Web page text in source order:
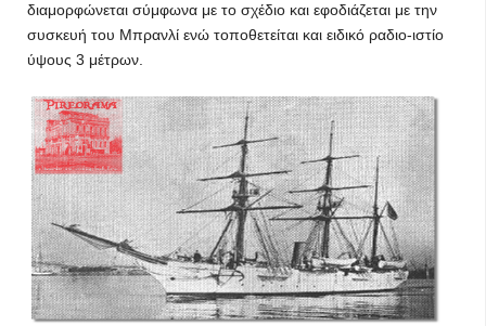
διαμορφώνεται σύμφωνα με το σχέδιο και εφοδιάζεται με την
συσκευή του Μπρανλί ενώ τοποθετείται και ειδικό ραδιο-ιστίο
ύψους 3 μέτρων.